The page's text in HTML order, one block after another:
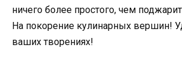
ничего более простого, чем
На покорение кулинарных вершин!
ваших творениях!